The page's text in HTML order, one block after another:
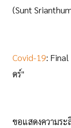
(Sunt
Covid-19:
ดร์"
ขอแสดงความร